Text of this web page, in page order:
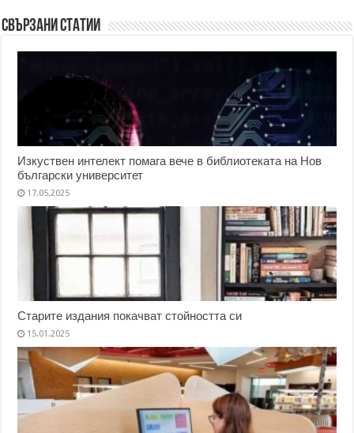
Свързани статии
Изкуствен интелект помага вече в библиотеката на Нов
български университет
17.05.2025
Старите издания покачват стойността си
15.01.2025